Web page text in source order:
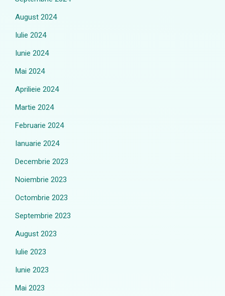
August 2024
Iulie 2024
Iunie 2024
Mai 2024
Aprilieie 2024
Martie 2024
Februarie 2024
Ianuarie 2024
Decembrie 2023
Noiembrie 2023
Octombrie 2023
Septembrie 2023
August 2023
Iulie 2023
Iunie 2023
Mai 2023